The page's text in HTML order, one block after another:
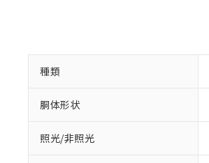
種類
胴体形状
照光/非照光